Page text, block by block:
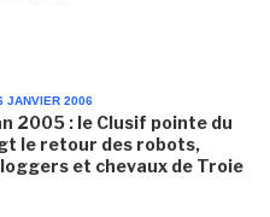
JANVIER 2006
2005 : le Clusif pointe du
le retour des robots,
et chevaux de Troie